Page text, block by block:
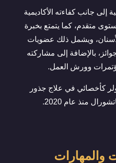
إلى جانب كفاءته الأكاديمية
متقدم، كما يتمتع بخبرة
ويشمل ذلك عضويات
بالإضافة إلى مشاركته
وورش العمل.
كأخصائي في علاج جذور
منذ عام 2020.
والمهارات